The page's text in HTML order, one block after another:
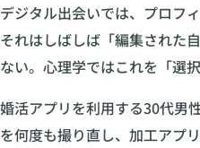
デジタル出会いでは、プロフ
それはしばしば「編集された
ない。心理学ではこれを「選
婚活アプリを利用する30代男
を何度も撮り直し、加工アプ